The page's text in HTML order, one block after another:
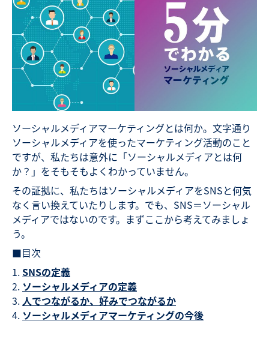
ソーシャルメディアマーケティングとは何か。文字通り
ソーシャルメディアを使ったマーケティング活動のこと
ですが、私たちは意外に「ソーシャルメディアとは何
か？」をそもそもよくわかっていません。
その証拠に、私たちはソーシャルメディアをSNSと何気
なく言い換えていたりします。でも、SNS＝ソーシャル
メディアではないのです。まずここから考えてみましょ
う。
■目次
SNSの定義
ソーシャルメディアの定義
人でつながるか、好みでつながるか
ソーシャルメディアマーケティングの今後